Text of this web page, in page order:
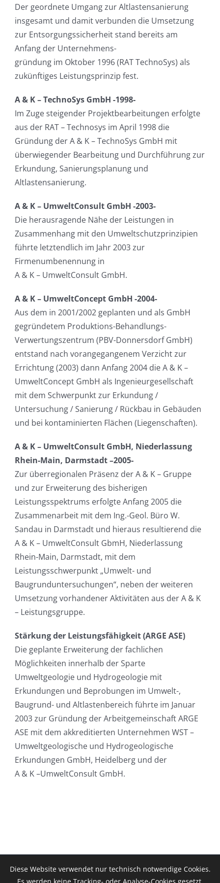
Der geordnete Umgang zur Altlastensanierung
insgesamt und damit verbunden die Umsetzung
zur Entsorgungssicherheit stand bereits am
Anfang der Unternehmens-
gründung im Oktober 1996 (RAT TechnoSys) als
zukünftiges Leistungsprinzip fest.
A & K – TechnoSys GmbH -1998-
Im Zuge steigender Projektbearbeitungen erfolgte
aus der RAT – Technosys im April 1998 die
Gründung der A & K – TechnoSys GmbH mit
überwiegender Bearbeitung und Durchführung zur
Erkundung, Sanierungsplanung und
Altlastensanierung.
A & K – UmweltConsult GmbH -2003-
Die herausragende Nähe der Leistungen in
Zusammenhang mit den Umweltschutzprinzipien
führte letztendlich im Jahr 2003 zur
Firmenumbenennung in
A & K – UmweltConsult GmbH.
A & K – UmweltConcept GmbH -2004-
Aus dem in 2001/2002 geplanten und als GmbH
gegründetem Produktions-Behandlungs-
Verwertungszentrum (PBV-Donnersdorf GmbH)
entstand nach vorangegangenem Verzicht zur
Errichtung (2003) dann Anfang 2004 die A & K –
UmweltConcept GmbH als Ingenieurgesellschaft
mit dem Schwerpunkt zur Erkundung /
Untersuchung / Sanierung / Rückbau in Gebäuden
und bei kontaminierten Flächen (Liegenschaften).
A & K – UmweltConsult GmbH, Niederlassung
Rhein-Main, Darmstadt –2005-
Zur überregionalen Präsenz der A & K – Gruppe
und zur Erweiterung des bisherigen
Leistungsspektrums erfolgte Anfang 2005 die
Zusammenarbeit mit dem Ing.-Geol. Büro W.
Sandau in Darmstadt und hieraus resultierend die
A & K – UmweltConsult GbmH, Niederlassung
Rhein-Main, Darmstadt, mit dem
Leistungsschwerpunkt „Umwelt- und
Baugrunduntersuchungen“, neben der weiteren
Umsetzung vorhandener Aktivitäten aus der A & K
– Leistungsgruppe.
Stärkung der Leistungsfähigkeit (ARGE ASE)
Die geplante Erweiterung der fachlichen
Möglichkeiten innerhalb der Sparte
Umweltgeologie und Hydrogeologie mit
Erkundungen und Beprobungen im Umwelt-,
Baugrund- und Altlastenbereich führte im Januar
2003 zur Gründung der Arbeitgemeinschaft ARGE
ASE mit dem akkreditierten Unternehmen WST –
Umweltgeologische und Hydrogeologische
Erkundungen GmbH, Heidelberg und der
A & K –UmweltConsult GmbH.
A & K UmweltConsult | Birkenstrasse 23 | 97332 Volkach | Tel.:
(09381) 49 61 | Fax: (09381) 80 32 16 | E-mail: umwelt@ak-
Diese Website verwendet nur technisch notwendige Cookies.